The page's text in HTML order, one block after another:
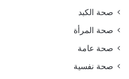
صحة الكبد
صحة المرأة
صحة عامة
صحة نفسية